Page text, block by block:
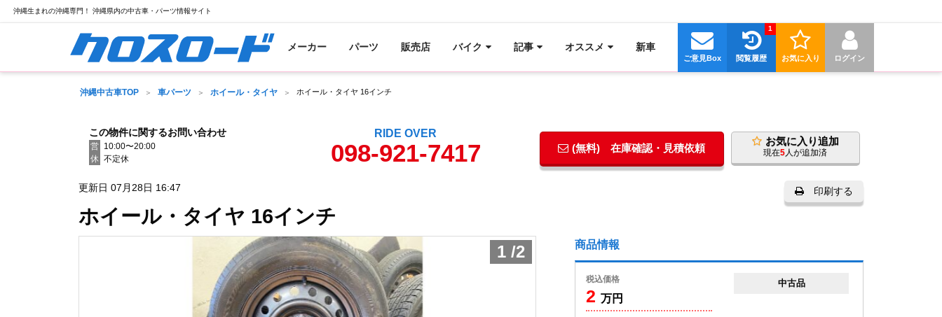
沖縄生まれの沖縄専門！ 沖縄県内の中古車・パーツ情報サイト
メーカー パーツ 販売店 バイク 記事 オススメ 新車
ログイン
お気に入り
閲覧履歴
1
ご意見Box
沖縄中古車TOP 車パーツ ホイール・タイヤ ホイール・タイヤ 16インチ
この物件に関するお問い合わせ
営 10:00〜20:00
休 不定休
RIDE OVER
098-921-7417 (無料) 在庫確認・見積依頼
お気に入り追加
現在5人が追加済
更新日 07月28日 16:47 印刷する
ホイール・タイヤ 16インチ
商品情報
税込価格
2万円
中古品
1 /2